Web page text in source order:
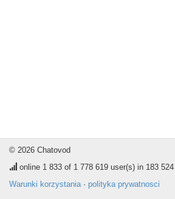
© 2026 Chatovod
online 1 833 of 1 778 619 user(s) in 183
Warunki korzystania· polityka prywatnosci